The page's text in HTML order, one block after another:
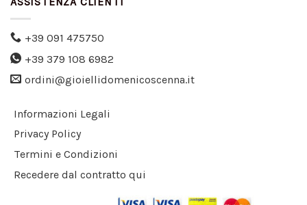
+39 091 475750
+39 379 108 6982
ordini@gioiellidomenicoscenna.it
Informazioni Legali
Privacy Policy
Termini e Condizioni
Recedere dal contratto qui